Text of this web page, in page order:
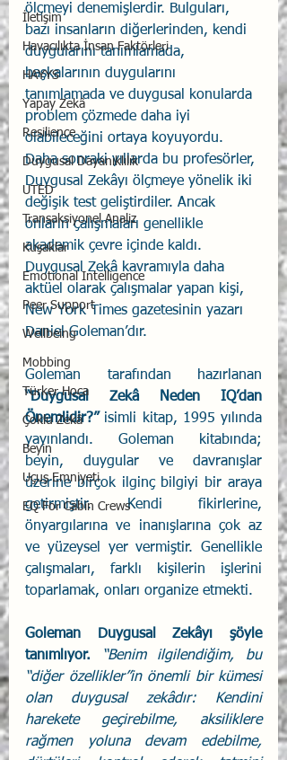
İletişim
Havacılıkta İnsan Faktörleri
HAYYS
Yapay Zekâ
Resilience
Duygusal Dayanıklılık
UTED
Transaksiyonel Analiz
Kuşaklar
Emotional Intelligence
Peer Support
Wellbeing
Mobbing
Türker Hoca
Çoklu Zekâ
Beyin
Uçuş Emniyeti
EQ For Cabin Crews
ölçmeyi denemişlerdir. Bulguları,
bazı insanların diğerlerinden, kendi
duygularını tanımlamada,
başkalarının duygularını
tanımlamada ve duygusal konularda
problem çözmede daha iyi
olabileceğini ortaya koyuyordu.
Daha sonraki yıllarda bu profesörler,
Duygusal Zekâyı ölçmeye yönelik iki
değişik test geliştirdiler. Ancak
onların çalışmaları genellikle
akademik çevre içinde kaldı.
Duygusal Zekâ kavramıyla daha
aktüel olarak çalışmalar yapan kişi,
New York Times gazetesinin yazarı
Daniel Goleman’dır.
“Duygusal Zekâ Neden IQ’dan
Önemlidir?” isimli kitap, 1995 yılında
yayınlandı. Goleman kitabında;
beyin, duygular ve davranışlar
üzerine birçok ilginç bilgiyi bir araya
getirmiştir. Kendi fikirlerine,
önyargılarına ve inanışlarına çok az
ve yüzeysel yer vermiştir. Genellikle
çalışmaları, farklı kişilerin işlerini
toparlamak, onları organize etmekti.
Goleman Duygusal Zekâyı şöyle
tanımlıyor.
“Benim ilgilendiğim, bu
“diğer özellikler”in önemli bir kümesi
olan duygusal zekâdır: Kendini
harekete geçirebilme, aksiliklere
rağmen yoluna devam edebilme,